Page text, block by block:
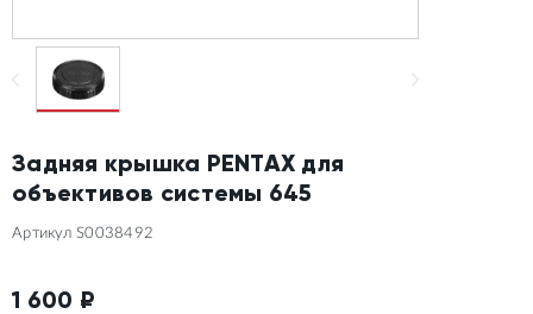
Задняя крышка PENTAX для
объективов системы 645
Артикул S0038492
1 600 ₽